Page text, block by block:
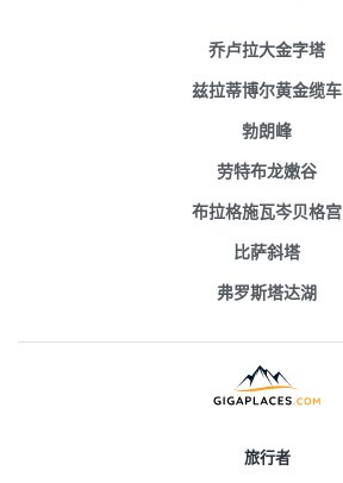
乔卢拉大金字塔
兹拉蒂博尔黄金缆车
勃朗峰
劳特布龙嫩谷
布拉格施瓦岑贝格宫
比萨斜塔
弗罗斯塔达湖
旅行者